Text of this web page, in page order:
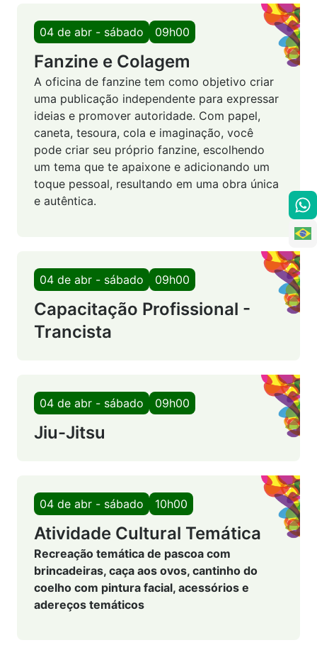
04 de abr - sábado 09h00
Fanzine e Colagem
A oficina de fanzine tem como objetivo criar
uma publicação independente para expressar
ideias e promover autoridade. Com papel,
caneta, tesoura, cola e imaginação, você
pode criar seu próprio fanzine, escolhendo
um tema que te apaixone e adicionando um
toque pessoal, resultando em uma obra única
e autêntica.
04 de abr - sábado 09h00
Capacitação Profissional -
Trancista
04 de abr - sábado 09h00
Jiu-Jitsu
04 de abr - sábado 10h00
Atividade Cultural Temática
Recreação temática de pascoa com
brincadeiras, caça aos ovos, cantinho do
coelho com pintura facial, acessórios e
adereços temáticos